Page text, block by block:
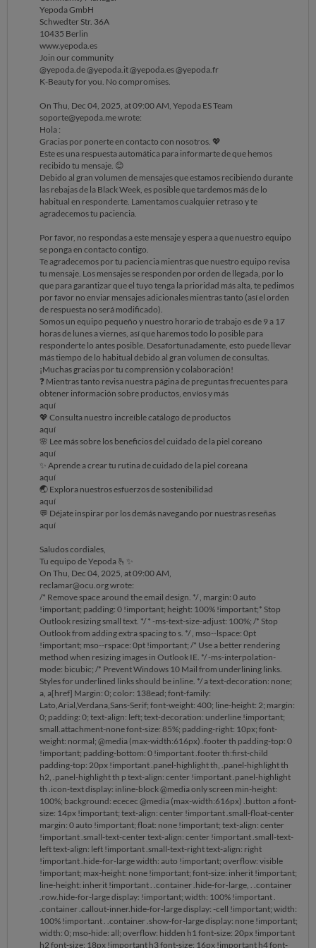
Nuestro horario de trabajo es de 9 a 17 horas, de lunes a viernes, así
que haremos todo lo posible para responderte lo antes posible en
cuanto estemos de vuelta.
Desafortunadamente, esto puede llevar más tiempo de lo habitual
debido al gran volumen de consultas. ¡Gracias por tu comprensión y
colaboración!
❓ Mientras tanto revisa nuestra página de preguntas frecuentes para
aquí
💖 Consulta nuestro increíble catálogo de productos
aquí
🌸 Lee más sobre los beneficios del cuidado de la piel coreano
aquí
✨ Aprende a crear tu rutina de cuidado de la piel coreana
aquí
🌏 Explora nuestros esfuerzos de sostenibilidad
aquí
💬 Déjate inspirar por los demás navegando por nuestras reseñas
Saludos cordiales,
Tu equipo de Yepoda 🫰✨
On Sun, Nov 30 2025, at 08:00 PM,
reclamar@ocu.org wrote:
Yepoda GmbH
Schwedter Str. 36A
10435 Berlin
www.yepoda.es
Join our community
@yepoda.de @yepoda.it @yepoda.es @yepoda.fr
K-Beauty for you. No compromises.
On Thu, Dec 04, 2025, at 09:00 AM, Yepoda ES Team
soporte@yepoda.me wrote:
Hola :
Gracias por ponerte en contacto con nosotros. 💖
Este es una respuesta automática para informarte de que hemos
recibido tu mensaje. 😊
Debido al gran volumen de mensajes que estamos recibiendo durante
las rebajas de la Black Week, es posible que tardemos más de lo
habitual en responderte. Lamentamos cualquier retraso y te
agradecemos tu paciencia.
Por favor, no respondas a este mensaje y espera a que nuestro equipo
se ponga en contacto contigo.
Te agradecemos por tu paciencia mientras que nuestro equipo revisa
tu mensaje. Los mensajes se responden por orden de llegada, por lo
que para garantizar que el tuyo tenga la prioridad más alta, te pedimos
por favor no enviar mensajes adicionales mientras tanto (así el orden
de respuesta no será modificado).
Somos un equipo pequeño y nuestro horario de trabajo es de 9 a 17
horas de lunes a viernes, así que haremos todo lo posible para
responderte lo antes posible. Desafortunadamente, esto puede llevar
más tiempo de lo habitual debido al gran volumen de consultas.
¡Muchas gracias por tu comprensión y colaboración!
❓ Mientras tanto revisa nuestra página de preguntas frecuentes para
obtener información sobre productos, envíos y más
aquí
💖 Consulta nuestro increíble catálogo de productos
aquí
🌸 Lee más sobre los beneficios del cuidado de la piel coreano
aquí
✨ Aprende a crear tu rutina de cuidado de la piel coreana
aquí
🌏 Explora nuestros esfuerzos de sostenibilidad
aquí
💬 Déjate inspirar por los demás navegando por nuestras reseñas
aquí
Saludos cordiales,
Tu equipo de Yepoda 🫰✨
On Thu, Dec 04, 2025, at 09:00 AM,
reclamar@ocu.org wrote:
/* Remove space around the email design. */ , margin: 0 auto
!important; padding: 0 !important; height: 100% !important;* Stop
Outlook resizing small text. */ * -ms-text-size-adjust: 100%; /* Stop
Outlook from adding extra spacing to s. */ , mso--lspace: 0pt
!important; mso--rspace: 0pt !important; /* Use a better rendering
method when resizing images in Outlook IE. */ -ms-interpolation-
mode: bicubic; /* Prevent Windows 10 Mail from underlining links.
Styles for underlined links should be inline. */ a text-decoration: none;
a, a[href] Margin: 0; color: 138ead; font-family:
Lato,Arial,Verdana,Sans-Serif; font-weight: 400; line-height: 2; margin:
0; padding: 0; text-align: left; text-decoration: underline !important;
small.attachment-none font-size: 85%; padding-right: 10px; font-
weight: normal; @media (max-width:616px) .footer th padding-top: 0
!important; padding-bottom: 0 !important .footer th:first-child
padding-top: 20px !important .panel-highlight th, .panel-highlight th
h2, .panel-highlight th p text-align: center !important .panel-highlight
th .icon-text display: inline-block @media only screen min-height:
100%; background: ececec @media (max-width:616px) .button a font-
size: 14px !important; text-align: center !important .small-float-center
margin: 0 auto !important; float: none !important; text-align: center
!important .small-text-center text-align: center !important .small-text-
left text-align: left !important .small-text-right text-align: right
!important .hide-for-large width: auto !important; overflow: visible
!important; max-height: none !important; font-size: inherit !important;
line-height: inherit !important . .container .hide-for-large, . .container
.row.hide-for-large display: !important; width: 100% !important .
.container .callout-inner.hide-for-large display: -cell !important; width:
100% !important . .container .show-for-large display: none !important;
width: 0; mso-hide: all; overflow: hidden h1 font-size: 20px !important
h2 font-size: 18px !important h3 font-size: 16px !important h4 font-